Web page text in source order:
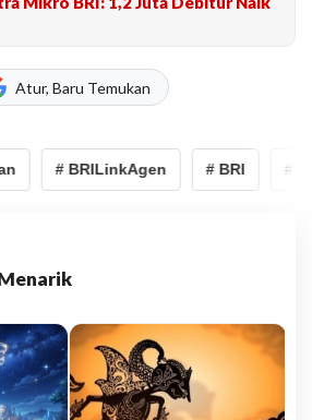
Atur, Baru Temukan
# BRILinkAgen # BRI #